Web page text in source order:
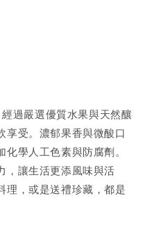
過嚴選優質水果與天然釀
享受。濃郁果香與微酸口
學人工色素與防腐劑。
，讓生活更添風味與活
理，或是送禮珍藏，都是